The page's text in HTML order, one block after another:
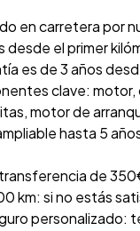
en carretera por
el primer
es de 3 años
clave: motor,
motor de
hasta 5
de
km: si no estás
personalizado: